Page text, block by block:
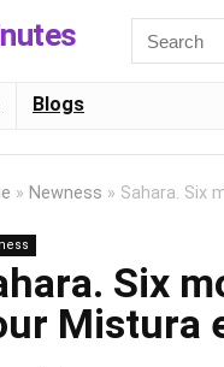
for:
Blogs
» Newness » Sahara. Six
Six
Mistura